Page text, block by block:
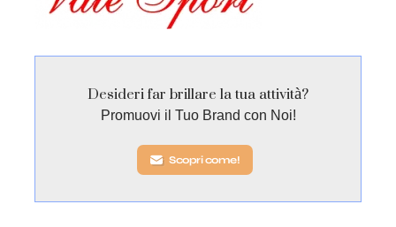
Desideri far brillare la tua attività?
Promuovi il Tuo Brand con Noi!
Scopri come!